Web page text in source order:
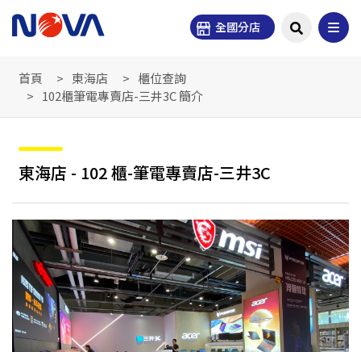
全國分店
首頁 東海店
櫃位查詢
102櫃筆電專賣店-三井3C 簡介
東海店 - 102 櫃-筆電專賣店-三井3C